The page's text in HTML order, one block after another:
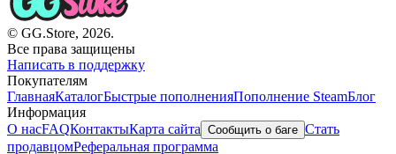
© GG.Store, 2026.
Все права защищены
Написать в поддержку
Покупателям
ГлавнаяКаталогБыстрые пополненияПополнение SteamБлог
Информация
О насFAQКонтактыКарта сайта Сообщить о баге Стать
продавцомРеферальная программа